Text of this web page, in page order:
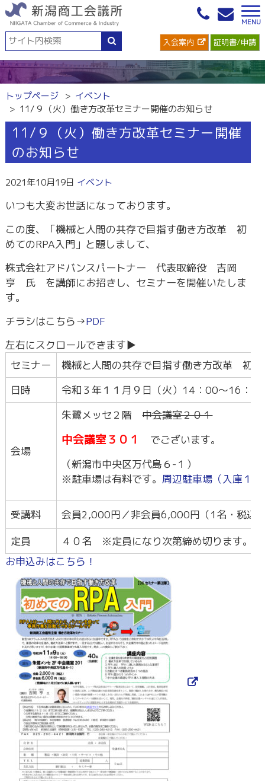
入会案内 証明書/申請
トップページ
イベント
11/９（火）働き方改革セミナー開催のお知らせ
11/９（火）働き方改革セミナー開催
のお知らせ
2021年10月19日 イベント
いつも大変お世話になっております。
この度、「機械と人間の共存で目指す働き方改革 初
めてのRPA入門」と題しまして、
株式会社アドバンスパートナー 代表取締役 吉岡
亨 氏 を講師にお招きし、セミナーを開催いたしま
す。
チラシはこちら→PDF
セミナー
機械と人間の共存で目指す働き方改革 初め
日時
令和３年１１月９日（火）14：00～16：00
会場
朱鷺メッセ２階中会議室２０１
中会議室３０１
でございます。
（新潟市中央区万代島６-１）
※駐車場は有料です。周辺駐車場（入庫１
受講料
会員2,000円／非会員6,000円（1名・税込
定員
４０名 ※定員になり次第締め切ります。
お申込みはこちら！